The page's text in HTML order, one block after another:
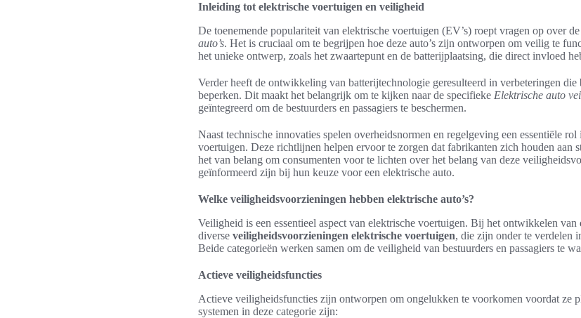
Inleiding tot elektrische voertuigen en veiligheid
De toenemende populariteit van elektrische voertuigen (EV’s) roept vragen op over de
auto’s. Het is cruciaal om te begrijpen hoe deze auto’s zijn ontworpen om veilig te
het unieke ontwerp, zoals het zwaartepunt en de batterijplaatsing, die direct invloed
Verder heeft de ontwikkeling van batterijtechnologie geresulteerd in verbeteringen
beperken. Dit maakt het belangrijk om te kijken naar de specifieke Elektrische auto
geïntegreerd om de bestuurders en passagiers te beschermen.
Naast technische innovaties spelen overheidsnormen en regelgeving een essentiële
voertuigen. Deze richtlijnen helpen ervoor te zorgen dat fabrikanten zich houden aan
het van belang om consumenten voor te lichten over het belang van deze
geïnformeerd zijn bij hun keuze voor een elektrische auto.
Welke veiligheidsvoorzieningen hebben elektrische auto’s?
Veiligheid is een essentieel aspect van elektrische voertuigen. Bij het ontwikkelen van
diverse veiligheidsvoorzieningen elektrische voertuigen, die zijn onder te verdelen
Beide categorieën werken samen om de veiligheid van bestuurders en passagiers te
Actieve veiligheidsfuncties
Actieve veiligheidsfuncties zijn ontworpen om ongelukken te voorkomen voordat ze
systemen in deze categorie zijn: